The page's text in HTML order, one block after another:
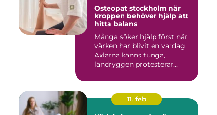
Osteopat stockholm när
kroppen behöver hjälp att
hitta balans
Många söker hjälp först när
värken har blivit en vardag.
Axlarna känns tunga,
ländryggen protesterar...
11. feb